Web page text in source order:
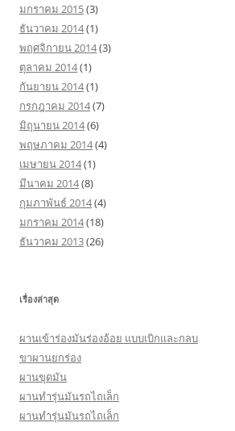
มกราคม 2015(3)
ธันวาคม 2014(1)
พฤศจิกายน 2014(3)
ตุลาคม 2014(1)
กันยายน 2014(1)
กรกฎาคม 2014(7)
มิถุนายน 2014(6)
พฤษภาคม 2014(4)
เมษายน 2014(1)
มีนาคม 2014(8)
กุมภาพันธ์ 2014(4)
มกราคม 2014(18)
ธันวาคม 2013(26)
เรื่องล่าสุด
ผานเข้าร่องมันร่องอ้อย แบบเบิกและกลบ
ขาผานยกร่อง
ผานขุดมัน
ผานทำรุ่นมันรถไถเล็ก
ผานทำรุ่นมันรถไถเล็ก